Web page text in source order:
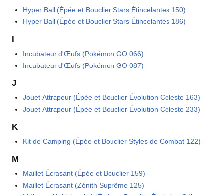
Hyper Ball (Épée et Bouclier Stars Étincelantes 150)
Hyper Ball (Épée et Bouclier Stars Étincelantes 186)
I
Incubateur d'Œufs (Pokémon GO 066)
Incubateur d'Œufs (Pokémon GO 087)
J
Jouet Attrapeur (Épée et Bouclier Évolution Céleste 163)
Jouet Attrapeur (Épée et Bouclier Évolution Céleste 233)
K
Kit de Camping (Épée et Bouclier Styles de Combat 122)
M
Maillet Écrasant (Épée et Bouclier 159)
Maillet Écrasant (Zénith Suprême 125)